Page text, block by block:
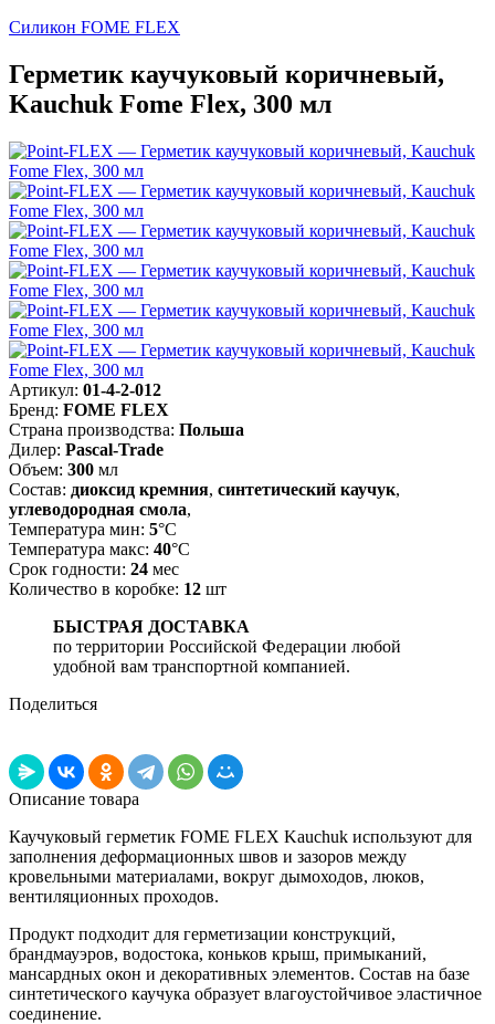
Силикон FOME FLEX
Герметик каучуковый коричневый,
Kauchuk Fome Flex, 300 мл
Артикул: 01-4-2-012
Бренд: FOME FLEX
Страна производства: Польша
Дилер: Pascal-Trade
Объем: 300 мл
Состав: диоксид кремния, синтетический каучук,
углеводородная смола,
Температура мин: 5°С
Температура макс: 40°С
Срок годности: 24 мес
Количество в коробке: 12 шт
БЫСТРАЯ ДОСТАВКА
по территории Российской Федерации любой
удобной вам транспортной компанией.
Поделиться
Описание товара
Каучуковый герметик FOME FLEX Kauchuk используют для
заполнения деформационных швов и зазоров между
кровельными материалами, вокруг дымоходов, люков,
вентиляционных проходов.
Продукт подходит для герметизации конструкций,
брандмауэров, водостока, коньков крыш, примыканий,
мансардных окон и декоративных элементов. Состав на базе
синтетического каучука образует влагоустойчивое эластичное
соединение.